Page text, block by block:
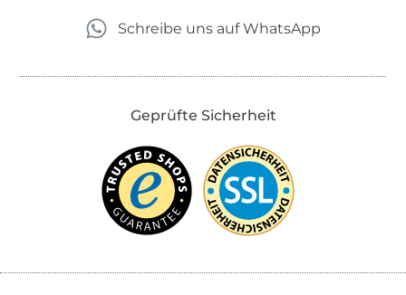
Schreibe uns auf WhatsApp
Geprüfte Sicherheit